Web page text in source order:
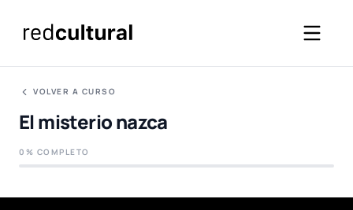
VOLVER A CURSO
El misterio nazca
0% COMPLETO